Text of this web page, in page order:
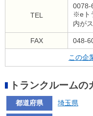
TEL
0078-
※eト
内が
FAX 048-
この企
トランクルームの
都道府県 埼玉県